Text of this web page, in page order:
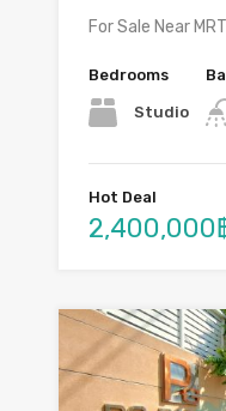
For Sale Near
Bedrooms
Studio
Hot Deal
2,400,000